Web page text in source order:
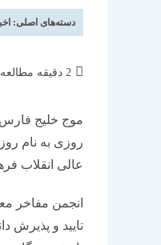
نوشته:
دسته‌های اصلی:
زمان
2 دقیقه مطالعه
موج خلیج فارس
روزی به نام
عالی انقلاب
انجمن مفاخر
تایید و پذیرش